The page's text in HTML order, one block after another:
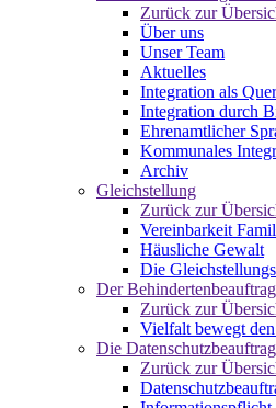
Zurück zur
Über uns
Unser Team
Aktuelles
Integration als
Integration durch
Ehrenamtlicher
Kommunales
Archiv
Gleichstellung
Zurück zur
Vereinbarkeit
Häusliche Gewalt
Die
Der
Zurück zur
Vielfalt bewegt
Die
Zurück zur